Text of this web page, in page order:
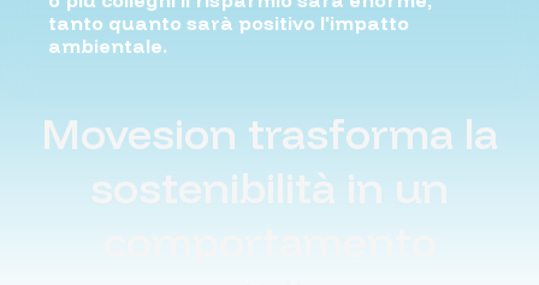
tanto quanto sarà positivo l'impatto
ambientale.
Movesion trasforma la
sostenibilità in un